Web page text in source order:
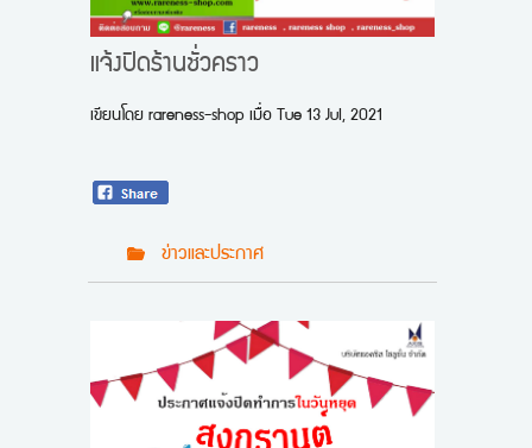
แจ้งปิดร้านชั่วคราว
เขียนโดย rareness-shop เมื่อ Tue 13 Jul, 2021
ข่าวและประกาศ